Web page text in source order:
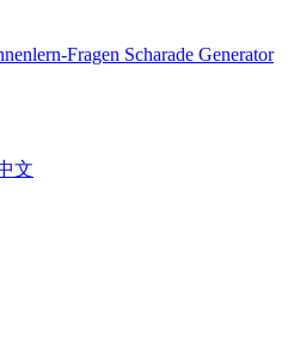
Fragen Scharade Generator
文